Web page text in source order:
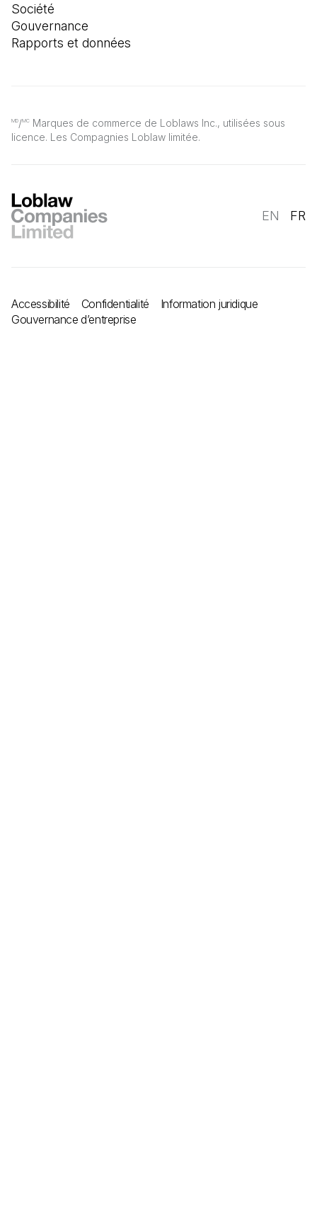
MD/MC Marques de commerce de Loblaws Inc., utilisées sous
licence. Les Compagnies Loblaw limitée.
Société
Gouvernance
Rapports et données
EN FR
Accessibilité Confidentialité
Information juridique
Gouvernance d’entreprise